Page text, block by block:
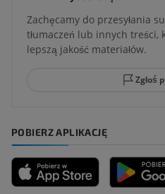
Zachęcamy do przesyłania
tłumaczeń lub innych treści,
lepszą jakość materiałów.
Zgłoś
POBIERZ APLIKACJĘ